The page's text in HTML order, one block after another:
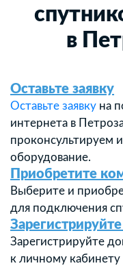
в
Оставьте заявку
Оставьте заявку на
интернета в
проконсультируем
оборудование.
Приобретите
Выберите и
для подключения
Зарегистрируйте
к личному кабинету